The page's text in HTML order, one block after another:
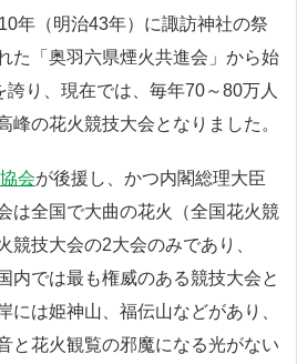
年（明治43年）に諏訪神社の祭
た「奥羽六県煙火共進会」から始
誇り、現在では、毎年70～80万人
峰の花火競技大会となりました。
会が後援し、かつ内閣総理大臣
は全国で大曲の花火（全国花火競
競技大会の2大会のみであり、
内では最も権威のある競技大会と
には姫神山、福伝山などがあり、
と花火観覧の邪魔になる光がない